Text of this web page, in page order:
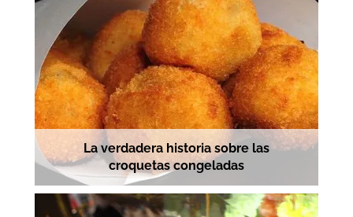
La verdadera historia sobre las
croquetas congeladas